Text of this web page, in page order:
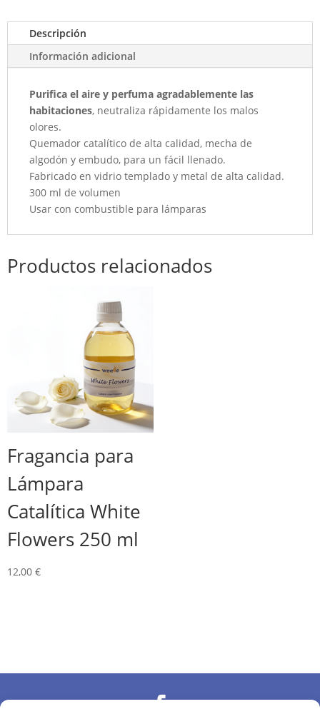
Descripción
Información adicional
Purifica el aire y perfuma agradablemente las
habitaciones, neutraliza rápidamente los malos
olores.
Quemador catalítico de alta calidad, mecha de
algodón y embudo, para un fácil llenado.
Fabricado en vidrio templado y metal de alta calidad.
300 ml de volumen
Usar con combustible para lámparas
Productos relacionados
Fragancia para
Lámpara
Catalítica White
Flowers 250 ml
12,00 €
